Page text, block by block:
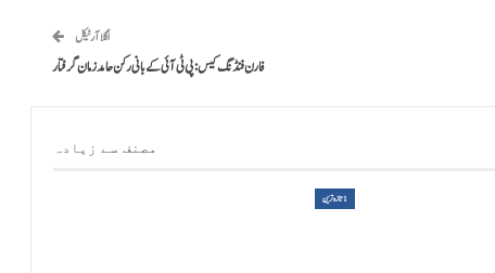
اگلا آرٹیکل
فارن فنڈنگ کیس: پی ٹی آئی کے بانی رکن حامد زمان گرفتار
مصنف سے زیادہ
1تازہ ترین